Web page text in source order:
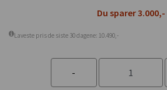
Du sparer 3.000,-
Laveste pris de siste 30 dagene: 10.490,-